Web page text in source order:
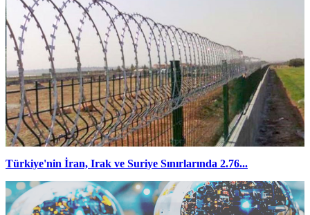
Türkiye'nin İran, Irak ve Suriye Sınırlarında 2.76...